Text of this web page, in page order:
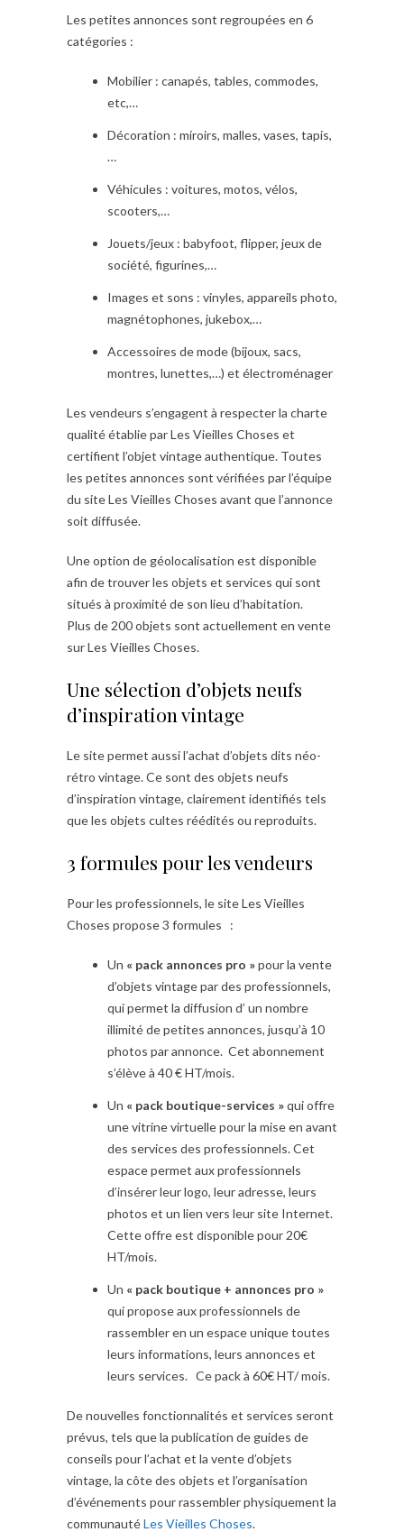
Les petites annonces sont regroupées en 6
catégories :
Mobilier : canapés, tables, commodes,
etc,…
Décoration : miroirs, malles, vases, tapis,
…
Véhicules : voitures, motos, vélos,
scooters,…
Jouets/jeux : babyfoot, flipper, jeux de
société, figurines,…
Images et sons : vinyles, appareils photo,
magnétophones, jukebox,…
Accessoires de mode (bijoux, sacs,
montres, lunettes,…) et électroménager
Les vendeurs s’engagent à respecter la charte
qualité établie par Les Vieilles Choses et
certifient l’objet vintage authentique. Toutes
les petites annonces sont vérifiées par l’équipe
du site Les Vieilles Choses avant que l’annonce
soit diffusée.
Une option de géolocalisation est disponible
afin de trouver les objets et services qui sont
situés à proximité de son lieu d’habitation.
Plus de 200 objets sont actuellement en vente
sur Les Vieilles Choses.
Une sélection d’objets neufs
d’inspiration vintage
Le site permet aussi l’achat d’objets dits néo-
rétro vintage. Ce sont des objets neufs
d’inspiration vintage, clairement identifiés tels
que les objets cultes réédités ou reproduits.
3 formules pour les vendeurs
Pour les professionnels, le site Les Vieilles
Choses propose 3 formules :
Un « pack annonces pro »pour la vente
d’objets vintage par des professionnels,
qui permet la diffusion d’ un nombre
illimité de petites annonces, jusqu’à 10
photos par annonce. Cet abonnement
s’élève à 40 € HT/mois.
Un « pack boutique-services »qui offre
une vitrine virtuelle pour la mise en avant
des services des professionnels. Cet
espace permet aux professionnels
d’insérer leur logo, leur adresse, leurs
photos et un lien vers leur site Internet.
Cette offre est disponible pour 20€
HT/mois.
Un « pack boutique + annonces pro »
qui propose aux professionnels de
rassembler en un espace unique toutes
leurs informations, leurs annonces et
leurs services. Ce pack à 60€ HT/ mois.
De nouvelles fonctionnalités et services seront
prévus, tels que la publication de guides de
conseils pour l’achat et la vente d’objets
vintage, la côte des objets et l’organisation
d’événements pour rassembler physiquement la
communautéLes Vieilles Choses.